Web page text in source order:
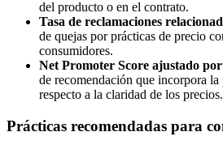
del producto o en el contrato.
Tasa de reclamaciones
de quejas por prácticas de precio
consumidores.
Net Promoter Score ajustado
de recomendación que incorpora
respecto a la claridad de los precios.
Prácticas recomendadas para